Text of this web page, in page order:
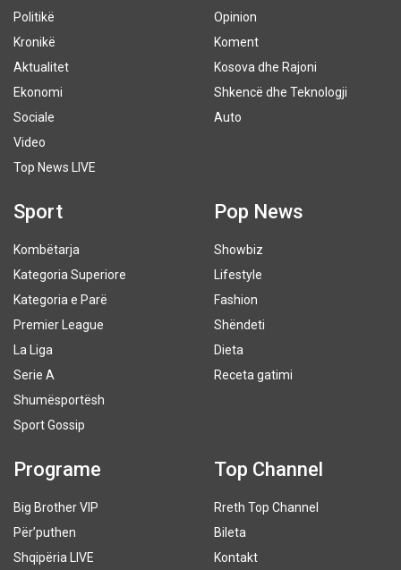
Politikë
Kronikë
Aktualitet
Ekonomi
Sociale
Video
Top News LIVE
Opinion
Koment
Kosova dhe Rajoni
Shkencë dhe Teknologji
Auto
Sport
Kombëtarja
Kategoria Superiore
Kategoria e Parë
Premier League
La Liga
Serie A
Shumësportësh
Sport Gossip
Pop News
Showbiz
Lifestyle
Fashion
Shëndeti
Dieta
Receta gatimi
Programe
Big Brother VIP
Për’puthen
Shqipëria LIVE
Top Channel
Rreth Top Channel
Bileta
Kontakt